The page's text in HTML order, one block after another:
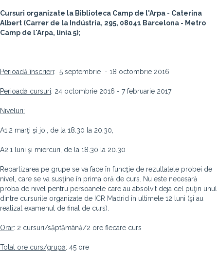
Cursuri organizate la Biblioteca Camp de l'Arpa - Caterina
Albert (Carrer de la Indústria, 295, 08041 Barcelona - Metro
Camp de l'Arpa, linia 5);
Perioadă înscrieri: 5 septembrie - 18 octombrie 2016
Perioadă cursuri: 24 octombrie 2016 - 7 februarie 2017
Niveluri:
A1.2 marţi şi joi, de la 18.30 la 20.30,
A2.1 luni şi miercuri, de la 18.30 la 20.30
Repartizarea pe grupe se va face în funcţie de rezultatele probei de
nivel, care se va susţine în prima oră de curs. Nu este necesară
proba de nivel pentru persoanele care au absolvit deja cel puţin unul
dintre cursurile organizate de ICR Madrid în ultimele 12 luni (şi au
realizat examenul de final de curs).
Orar: 2 cursuri/săptămână/2 ore fiecare curs
Total ore curs/grupă: 45 ore